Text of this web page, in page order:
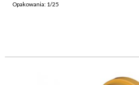
Opakowania: 1/25